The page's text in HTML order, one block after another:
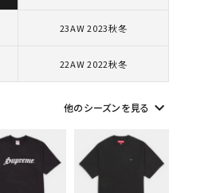
ッグ
ら探す
23AW 2023秋冬
22AW 2022秋冬
他のシーズンを見る keyboard_arrow_down